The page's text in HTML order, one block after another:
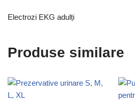
Electrozi EKG adulți
Produse similare